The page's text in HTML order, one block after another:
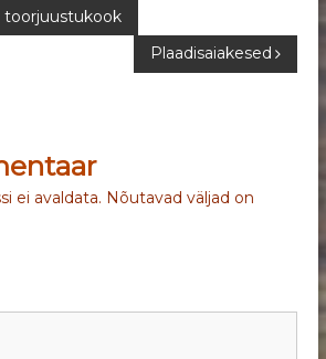
toorjuustukook
Plaadisaiakesed
ei avaldata. Nõutavad väljad on